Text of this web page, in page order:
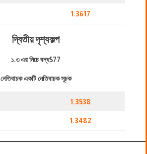
1.3617
দ্বিতীয় দৃশ্যকল্প
১.৩ এর নিচে বন্ধ577
নেতিবাচক একটি নেতিবাচক সূচক
1.3538
1.3482